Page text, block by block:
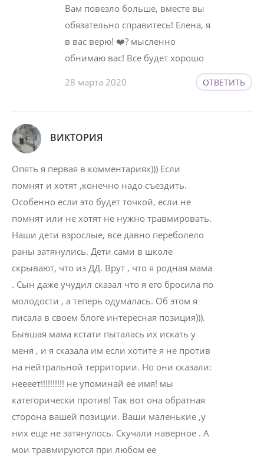
Вам повезло больше, вместе вы
обязательно справитесь! Елена, я
в вас верю! ❤️? мысленно
обнимаю вас! Все будет хорошо
28 марта 2020 ОТВЕТИТЬ
ВИКТОРИЯ
Опять я первая в комментариях))) Если
помнят и хотят ,конечно надо съездить.
Особенно если это будет точкой, если не
помнят или не хотят не нужно травмировать.
Наши дети взрослые, все давно переболело
раны затянулись. Дети сами в школе
скрывают, что из ДД. Врут , что я родная мама
. Сын даже учудил сказал что я его бросила по
молодости , а теперь одумалась. Об этом я
писала в своем блоге интересная позиция))).
Бывшая мама кстати пыталась их искать у
меня , и я сказала им если хотите я не против
на нейтральной территории. Но они сказали:
неееет!!!!!!!!!! не упоминай ее имя! мы
категорически против! Так вот она обратная
сторона вашей позиции. Ваши маленькие ,у
них еще не затянулось. Скучали наверное . А
мои травмируются при любом ее